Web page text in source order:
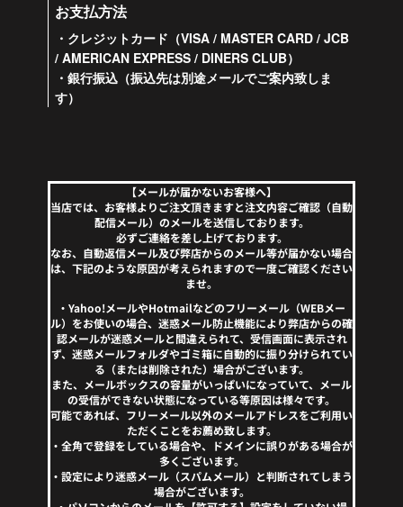
お支払方法
・クレジットカード（VISA / MASTER CARD / JCB
/ AMERICAN EXPRESS / DINERS CLUB）
・銀行振込（振込先は別途メールでご案内致しま
す）
【メールが届かないお客様へ】
当店では、お客様よりご注文頂きますと注文内容ご確認（自動
配信メール）のメールを送信しております。
必ずご連絡を差し上げております。
なお、自動返信メール及び弊店からのメール等が届かない場合
は、下記のような原因が考えられますので一度ご確認ください
ませ。
・Yahoo!メールやHotmailなどのフリーメール（WEBメー
ル）をお使いの場合、迷惑メール防止機能により弊店からの確
認メールが迷惑メールと間違えられて、受信画面に表示され
ず、迷惑メールフォルダやゴミ箱に自動的に振り分けられてい
る（または削除された）場合がございます。
また、メールボックスの容量がいっぱいになっていて、メール
の受信ができない状態になっている等原因は様々です。
可能であれば、フリーメール以外のメールアドレスをご利用い
ただくことをお薦め致します。
・全角で登録をしている場合や、ドメインに誤りがある場合が
多くございます。
・設定により迷惑メール（スパムメール）と判断されてしまう
場合がございます。